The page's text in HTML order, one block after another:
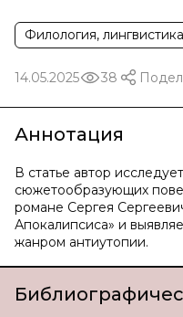
Филология, лингвистика
14.05.2025 38
Аннотация
В статье автор
сюжетообразующих
романе Сергея
Апокалипсиса» и
жанром антиутопии.